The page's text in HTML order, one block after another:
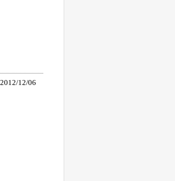
2012/12/06